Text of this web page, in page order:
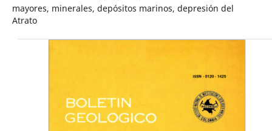
mayores, minerales, depósitos marinos, depresión del
Atrato